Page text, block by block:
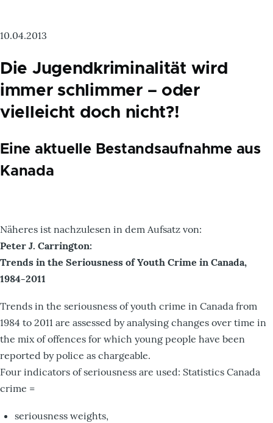
10.04.2013
Die Jugendkriminalität wird
immer schlimmer – oder
vielleicht doch nicht?!
Eine aktuelle Bestandsaufnahme aus
Kanada
Näheres ist nachzulesen in dem Aufsatz von:
Peter J. Carrington:
Trends in the Seriousness of Youth Crime in Canada,
1984-2011
Trends in the seriousness of youth crime in Canada from
1984 to 2011 are assessed by analysing changes over time in
the mix of offences for which young people have been
reported by police as chargeable.
Four indicators of seriousness are used: Statistics Canada
crime =
seriousness weights,